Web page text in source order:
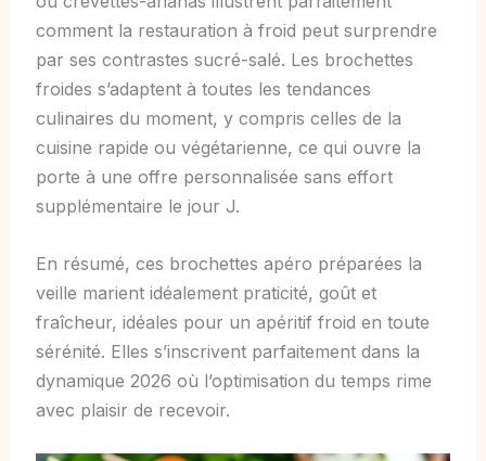
comment la restauration à froid peut surprendre
par ses contrastes sucré-salé. Les brochettes
froides s’adaptent à toutes les tendances
culinaires du moment, y compris celles de la
cuisine rapide ou végétarienne, ce qui ouvre la
porte à une offre personnalisée sans effort
supplémentaire le jour J.
En résumé, ces brochettes apéro préparées la
veille marient idéalement praticité, goût et
fraîcheur, idéales pour un apéritif froid en toute
sérénité. Elles s’inscrivent parfaitement dans la
dynamique 2026 où l’optimisation du temps rime
avec plaisir de recevoir.